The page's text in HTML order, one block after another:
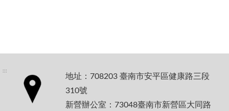
:::
地址：708203 臺南市安平區健康路三段
310號
新營辦公室：73048臺南市新營區大同路